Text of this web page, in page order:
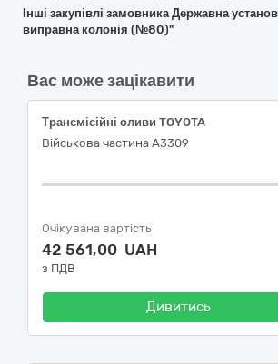
Інші закупівлі замовника Державна
виправна колонія (№80)"
Вас може зацікавити
Трансмісійні оливи TOYOTA
Військова частина А3309
Очікувана вартість
42 561,00 UAH
з ПДВ
Дивитись